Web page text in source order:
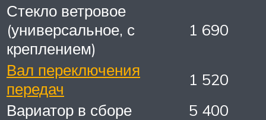
Стекло ветровое
(универсальное, с
креплением)
1 690
Вал переключения
передач
1 520
Вариатор в сборе
5 400